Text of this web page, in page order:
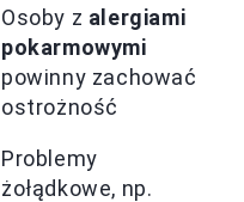
Osoby z alergiami
pokarmowymi
powinny zachować
ostrożność
Problemy
żołądkowe, np.